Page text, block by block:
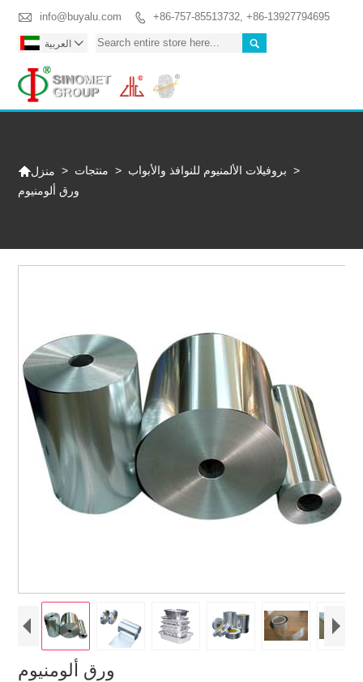
 info@buyalu.com  +86-757-85513732, +86-13927794695
 العربية 
منزل > منتجات > بروفيلات الألمنيوم للنوافذ والأبواب >
ورق ألومنيوم
ورق ألومنيوم